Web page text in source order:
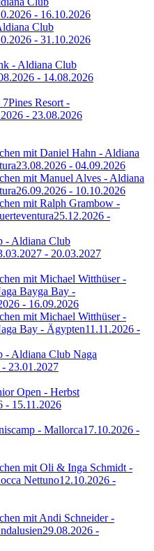
- 16.10.2026
Club
- 31.10.2026
- Aldiana Club
- 14.08.2026
Resort -
- 23.08.2026
mit Daniel Hahn - Aldiana
23.08.2026 - 04.09.2026
mit Manuel Alves - Aldiana
26.09.2026 - 10.10.2026
mit Ralph Grambow -
25.12.2026 -
- Aldiana Club
- 20.03.2027
mit Michael Witthüser -
Bayga Bay -
- 16.09.2026
mit Michael Witthüser -
Bay - Ägypten11.11.2026 -
- Aldiana Club Naga
23.01.2027
Open - Herbst
- 15.11.2026
- Mallorca17.10.2026 -
mit Oli & Inga Schmidt -
Nettuno12.10.2026 -
mit Andi Schneider -
29.08.2026 -